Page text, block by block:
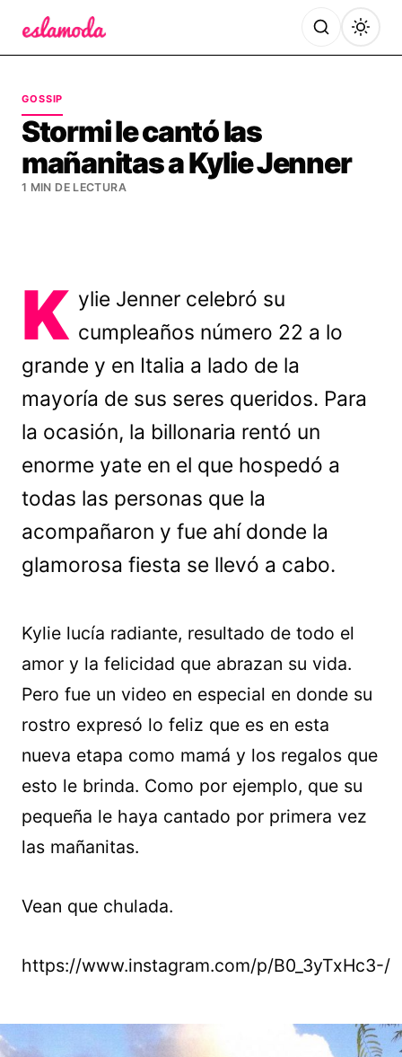
GOSSIP
Stormi le cantó las
mañanitas a Kylie Jenner
1 MIN DE LECTURA
K ylie Jenner celebró su
cumpleaños número 22 a lo
grande y en Italia a lado de la
mayoría de sus seres queridos. Para
la ocasión, la billonaria rentó un
enorme yate en el que hospedó a
todas las personas que la
acompañaron y fue ahí donde la
glamorosa fiesta se llevó a cabo.
Kylie lucía radiante, resultado de todo el
amor y la felicidad que abrazan su vida.
Pero fue un video en especial en donde su
rostro expresó lo feliz que es en esta
nueva etapa como mamá y los regalos que
esto le brinda. Como por ejemplo, que su
pequeña le haya cantado por primera vez
las mañanitas.
Vean que chulada.
https://www.instagram.com/p/B0_3yTxHc3-/